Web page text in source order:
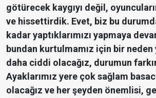
götürecek kaygıyı değil,
ve hissettirdik. Evet, biz bu
kadar yaptıklarımızı yapmaya
bundan kurtulmamız için bir
daha ciddi olacağız, durumun
Ayaklarımız yere çok sağlam
olacağız ve her şeyden önemlisi,